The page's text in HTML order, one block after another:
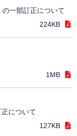
一部訂正について
224KB
1MB
について
127KB